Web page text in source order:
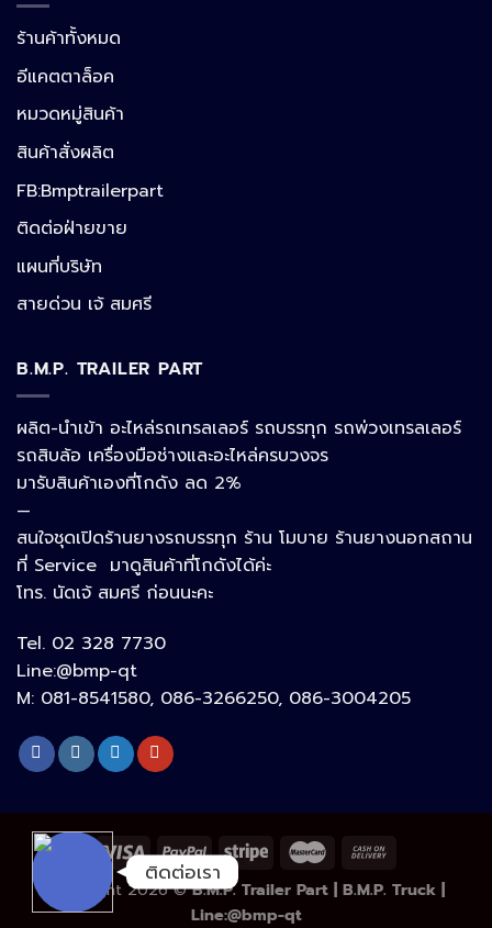
ร้านค้าทั้งหมด
อีแคตตาล็อค
หมวดหมู่สินค้า
สินค้าสั่งผลิต
FB:Bmptrailerpart
ติดต่อฝ่ายขาย
แผนที่บริษัท
สายด่วน เจ้ สมศรี
B.M.P. TRAILER PART
ผลิต-นำเข้า อะไหล่รถเทรลเลอร์ รถบรรทุก รถพ่วงเทรลเลอร์
รถสิบล้อ เครื่องมือช่างและอะไหล่ครบวงจร
มารับสินค้าเองที่โกดัง ลด 2%
—
สนใจชุดเปิดร้านยางรถบรรทุก ร้าน โมบาย ร้านยางนอกสถาน
ที่ Service มาดูสินค้าที่โกดังได้ค่ะ
โทร. นัดเจ้ สมศรี ก่อนนะคะ
Tel. 02 328 7730
Line:@bmp-qt
M: 081-8541580, 086-3266250, 086-3004205
Copyright 2026 ©B.M.P. Trailer Part | B.M.P. Truck |
Line:@bmp-qt
Line
Facebook Messenger
Phone
Google Map
อีเมล
ลิงก์ปรับแต่ง
ลิงก์ปรับแต่ง
ติดต่อเรา